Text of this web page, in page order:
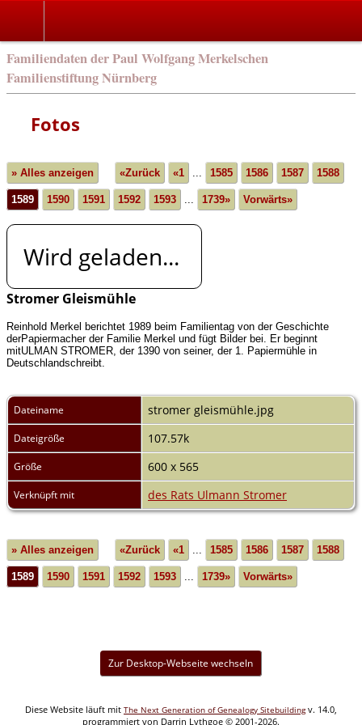
Familiendaten der Paul Wolfgang Merkelschen
Familienstiftung Nürnberg
Fotos
» Alles anzeigen «Zurück «1 ... 1585 1586 1587 1588
1589 1590 1591 1592 1593 ... 1739» Vorwärts»
Wird geladen...
Stromer Gleismühle
Reinhold Merkel berichtet 1989 beim Familientag von der Geschichte
derPapiermacher der Familie Merkel und fügt Bilder bei. Er beginnt
mitULMAN STROMER, der 1390 von seiner, der 1. Papiermühle in
Deutschlandschreibt.
Dateiname stromer gleismühle.jpg
Dateigröße 107.57k
Größe 600 x 565
Verknüpft mit des Rats Ulmann Stromer
» Alles anzeigen «Zurück «1 ... 1585 1586 1587 1588
1589 1590 1591 1592 1593 ... 1739» Vorwärts»
Zur Desktop-Webseite wechseln
Diese Website läuft mit The Next Generation of Genealogy Sitebuildingv. 14.0,
programmiert von Darrin Lythgoe © 2001-2026.